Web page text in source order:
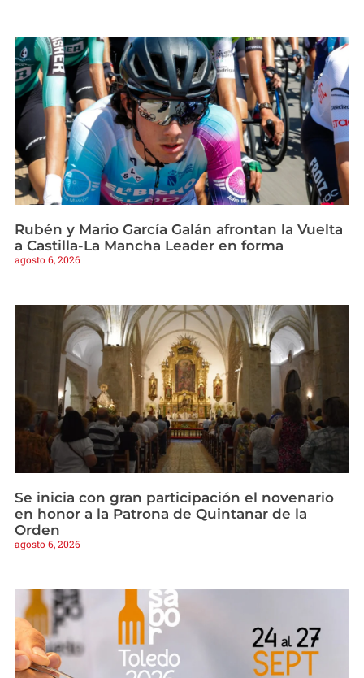
Rubén y Mario García Galán afrontan la Vuelta
a Castilla-La Mancha Leader en forma
agosto 6, 2026
Se inicia con gran participación el novenario
en honor a la Patrona de Quintanar de la
Orden
agosto 6, 2026